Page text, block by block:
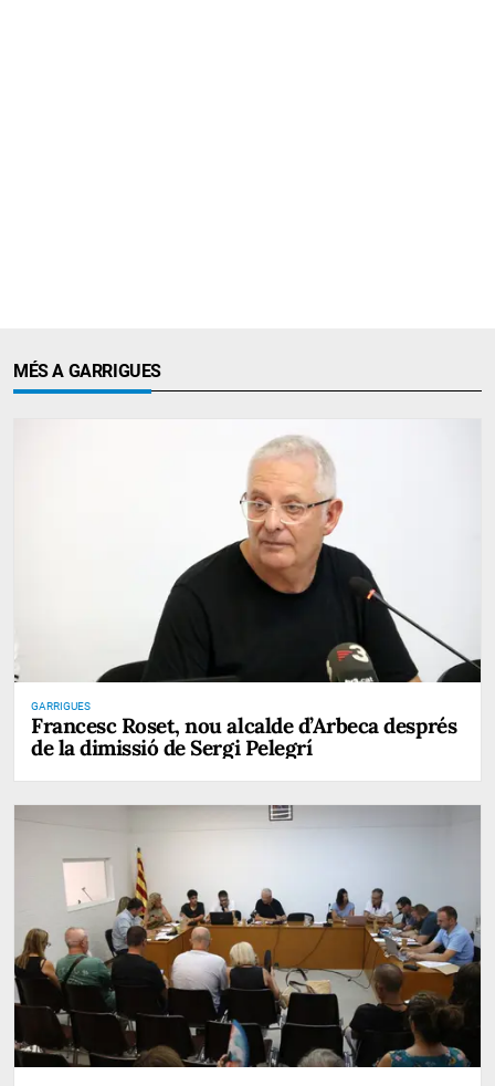
MÉS A GARRIGUES
GARRIGUES
Francesc Roset, nou alcalde d’Arbeca després
de la dimissió de Sergi Pelegrí